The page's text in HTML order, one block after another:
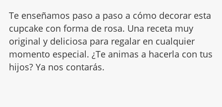
Te enseñamos paso a paso a cómo decorar esta
cupcake con forma de rosa. Una receta muy
original y deliciosa para regalar en cualquier
momento especial. ¿Te animas a hacerla con tus
hijos? Ya nos contarás.